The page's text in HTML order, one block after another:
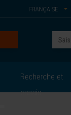
FRANÇAISE
Recherche et
essais